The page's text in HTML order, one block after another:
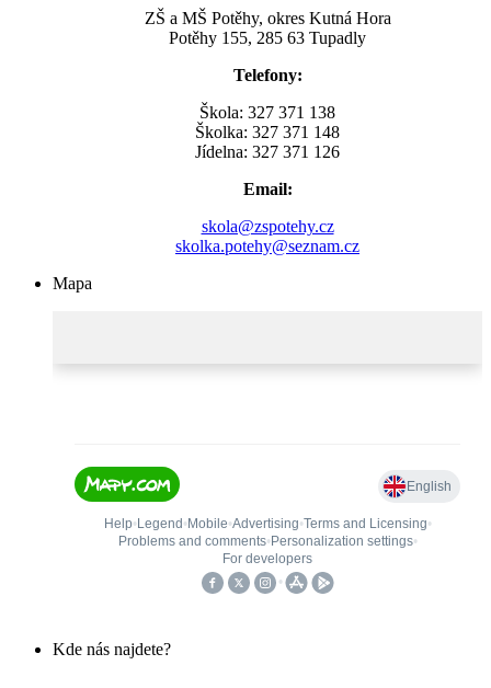
ZŠ a MŠ Potěhy, okres Kutná Hora
Potěhy 155, 285 63 Tupadly
Telefony:
Škola: 327 371 138
Školka: 327 371 148
Jídelna: 327 371 126
Email:
skola@zspotehy.cz
skolka.potehy@seznam.cz
Mapa
Kde nás najdete?